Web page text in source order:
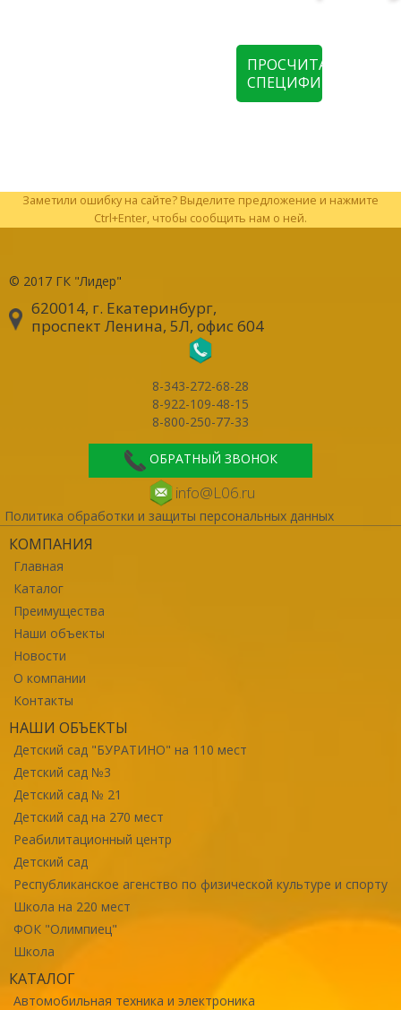
ПРОСЧИТАТЬ
СПЕЦИФИКАЦИЮ
Заметили ошибку на сайте? Выделите предложение и нажмите
Ctrl+Enter, чтобы сообщить нам о ней.
© 2017 ГК "Лидер"
620014, г. Екатеринбург,
проспект Ленина, 5Л, офис 604
8-343-272-68-28
8-922-109-48-15
8-800-250-77-33
ОБРАТНЫЙ ЗВОНОК
info@L06.ru
Политика обработки и защиты персональных данных
КОМПАНИЯ
Главная
Каталог
Преимущества
Наши объекты
Новости
О компании
Контакты
НАШИ ОБЪЕКТЫ
Детский сад "БУРАТИНО" на 110 мест
Детский сад №3
Детский сад № 21
Детский сад на 270 мест
Реабилитационный центр
Детский сад
Республиканское агенство по физической культуре и спорту
Школа на 220 мест
ФОК "Олимпиец"
Школа
КАТАЛОГ
Автомобильная техника и электроника